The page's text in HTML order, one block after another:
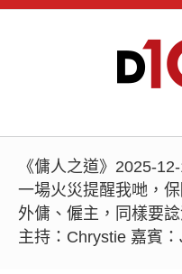
《傭人之道》2025-
一場火災提醒我哋，
外傭、僱主，同樣要
主持：Chrystie 嘉賓